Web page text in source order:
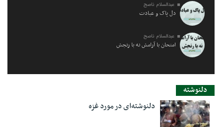
عبدالسلام ناصح
دل پاک و عبادت
عبدالسلام ناصح
امتحان با آرامش نه با رنجش
دلنوشته
دلنوشته‌ای در مورد غزه